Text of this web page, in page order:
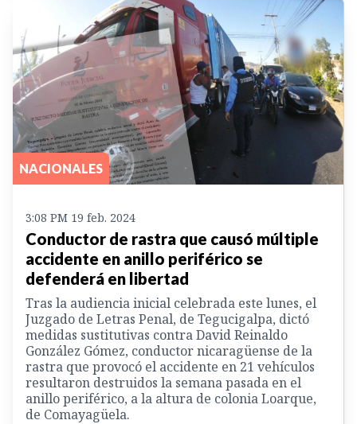
NACIONALES
3:08 PM 19 feb. 2024
Conductor de rastra que causó múltiple
accidente en anillo periférico se
defenderá en libertad
Tras la audiencia inicial celebrada este lunes, el
Juzgado de Letras Penal, de Tegucigalpa, dictó
medidas sustitutivas contra David Reinaldo
González Gómez, conductor nicaragüense de la
rastra que provocó el accidente en 21 vehículos
resultaron destruidos la semana pasada en el
anillo periférico, a la altura de colonia Loarque,
de Comayagüela.